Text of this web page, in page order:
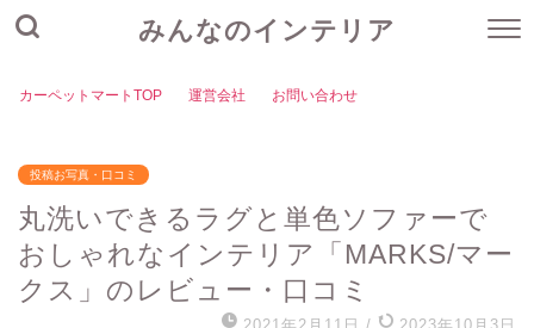
みんなのインテリア
カーペットマートTOP 運営会社 お問い合わせ
投稿お写真・口コミ
丸洗いできるラグと単色ソファーで
おしゃれなインテリア「MARKS/マー
クス」のレビュー・口コミ